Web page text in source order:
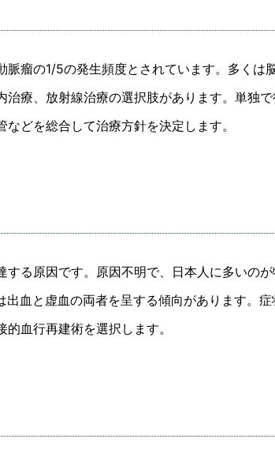
瘤の1/5の発生頻度とされています。多くは
療、放射線治療の選択肢があります。単独
どを総合して治療方針を決定します。
る原因です。原因不明で、日本人に多いの
血と虚血の両者を呈する傾向があります。
血行再建術を選択します。